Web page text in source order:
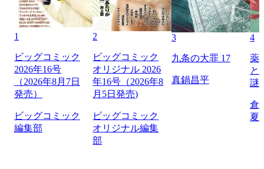
1
ビッグコミック
2026年16号
（2026年8月7日
発売）
ビッグコミック
編集部
2
ビッグコミック
オリジナル 2026
年16号（2026年8
月5日発売)
ビッグコミック
オリジナル編集
部
3
九条の大罪 17
真鍋昌平
4
薬
と
謎
倉
夏